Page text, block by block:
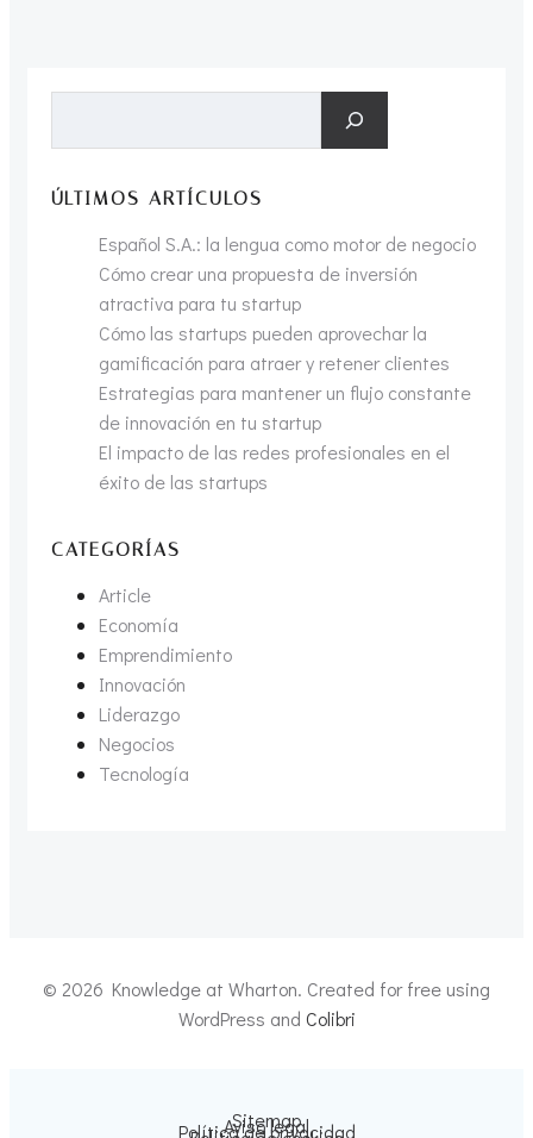
ÚLTIMOS ARTÍCULOS
Español S.A.: la lengua como motor de negocio
Cómo crear una propuesta de inversión
atractiva para tu startup
Cómo las startups pueden aprovechar la
gamificación para atraer y retener clientes
Estrategias para mantener un flujo constante
de innovación en tu startup
El impacto de las redes profesionales en el
éxito de las startups
CATEGORÍAS
Article
Economía
Emprendimiento
Innovación
Liderazgo
Negocios
Tecnología
© 2026 Knowledge at Wharton. Created for free using
WordPress and Colibri
Sitemap
Aviso legal
Política de privacidad